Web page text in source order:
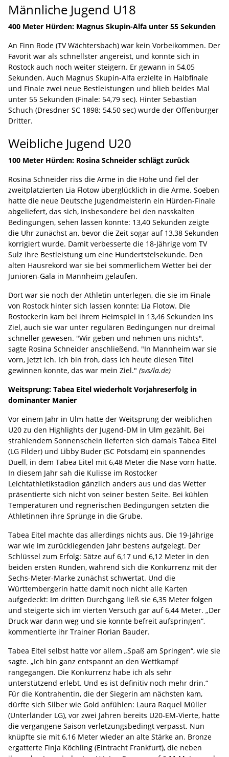
Männliche Jugend U18
400 Meter Hürden: Magnus Skupin-Alfa unter 55 Sekunden
An Finn Rode (TV Wächtersbach) war kein Vorbeikommen. Der
Favorit war als schnellster angereist, und konnte sich in
Rostock auch noch weiter steigern. Er gewann in 54,05
Sekunden. Auch Magnus Skupin-Alfa erzielte in Halbfinale
und Finale zwei neue Bestleistungen und blieb beides Mal
unter 55 Sekunden (Finale: 54,79 sec). Hinter Sebastian
Schuch (Dresdner SC 1898; 54,50 sec) wurde der Offenburger
Dritter.
Weibliche Jugend U20
100 Meter Hürden: Rosina Schneider schlägt zurück
Rosina Schneider riss die Arme in die Höhe und fiel der
zweitplatzierten Lia Flotow überglücklich in die Arme. Soeben
hatte die neue Deutsche Jugendmeisterin ein Hürden-Finale
abgeliefert, das sich, insbesondere bei den nasskalten
Bedingungen, sehen lassen konnte: 13,40 Sekunden zeigte
die Uhr zunächst an, bevor die Zeit sogar auf 13,38 Sekunden
korrigiert wurde. Damit verbesserte die 18-Jährige vom TV
Sulz ihre Bestleistung um eine Hundertstelsekunde. Den
alten Hausrekord war sie bei sommerlichem Wetter bei der
Junioren-Gala in Mannheim gelaufen.
Dort war sie noch der Athletin unterlegen, die sie im Finale
von Rostock hinter sich lassen konnte: Lia Flotow. Die
Rostockerin kam bei ihrem Heimspiel in 13,46 Sekunden ins
Ziel, auch sie war unter regulären Bedingungen nur dreimal
schneller gewesen. "Wir geben und nehmen uns nichts",
sagte Rosina Schneider anschließend. "In Mannheim war sie
vorn, jetzt ich. Ich bin froh, dass ich heute diesen Titel
gewinnen konnte, das war mein Ziel." (svs/la.de)
Weitsprung: Tabea Eitel wiederholt Vorjahreserfolg in
dominanter Manier
Vor einem Jahr in Ulm hatte der Weitsprung der weiblichen
U20 zu den Highlights der Jugend-DM in Ulm gezählt. Bei
strahlendem Sonnenschein lieferten sich damals Tabea Eitel
(LG Filder) und Libby Buder (SC Potsdam) ein spannendes
Duell, in dem Tabea Eitel mit 6,48 Meter die Nase vorn hatte.
In diesem Jahr sah die Kulisse im Rostocker
Leichtathletikstadion gänzlich anders aus und das Wetter
präsentierte sich nicht von seiner besten Seite. Bei kühlen
Temperaturen und regnerischen Bedingungen setzten die
Athletinnen ihre Sprünge in die Grube.
Tabea Eitel machte das allerdings nichts aus. Die 19-Jährige
war wie im zurückliegenden Jahr bestens aufgelegt. Der
Schlüssel zum Erfolg: Sätze auf 6,17 und 6,12 Meter in den
beiden ersten Runden, während sich die Konkurrenz mit der
Sechs-Meter-Marke zunächst schwertat. Und die
Württembergerin hatte damit noch nicht alle Karten
aufgedeckt: Im dritten Durchgang ließ sie 6,35 Meter folgen
und steigerte sich im vierten Versuch gar auf 6,44 Meter. „Der
Druck war dann weg und sie konnte befreit aufspringen“,
kommentierte ihr Trainer Florian Bauder.
Tabea Eitel selbst hatte vor allem „Spaß am Springen“, wie sie
sagte. „Ich bin ganz entspannt an den Wettkampf
rangegangen. Die Konkurrenz habe ich als sehr
unterstützend erlebt. Und es ist definitiv noch mehr drin.“
Für die Kontrahentin, die der Siegerin am nächsten kam,
dürfte sich Silber wie Gold anfühlen: Laura Raquel Müller
(Unterländer LG), vor zwei Jahren bereits U20-EM-Vierte, hatte
die vergangene Saison verletzungsbedingt verpasst. Nun
knüpfte sie mit 6,16 Meter wieder an alte Stärke an. Bronze
ergatterte Finja Köchling (Eintracht Frankfurt), die neben